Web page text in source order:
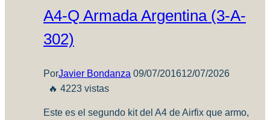
A4-Q Armada Argentina (3-A-
302)
PorJavier Bondanza 09/07/201612/07/2026
🔥 4223 vistas
Este es el segundo kit del A4 de Airfix que armo,